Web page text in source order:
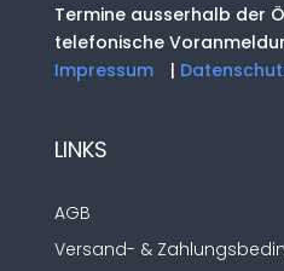
Termine ausserhalb der
telefonische
Impressum
|
LINKS
AGB
Versand- &